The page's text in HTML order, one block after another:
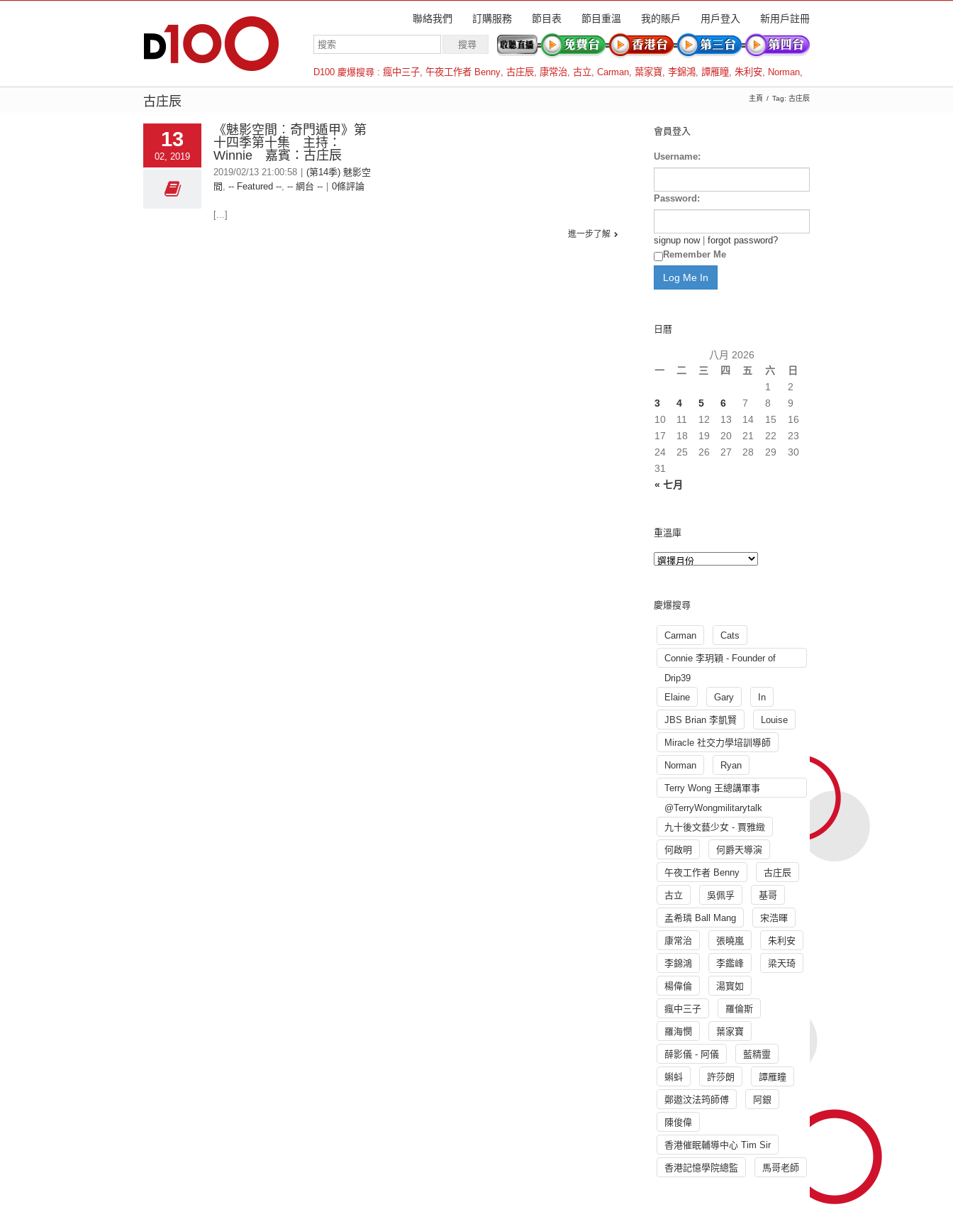
聯絡我們 訂購服務 節目表 節目重溫 我的賬戶 用戶登入 新用戶註冊
D100 慶爆搜尋 : 瘋中三子, 午夜工作者 Benny, 古庄辰, 康常治, 古立, Carman, 葉家寶, 李錦鴻, 譚雁瞳, 朱利安, Norman,
羅倫斯
古庄辰 主頁 Tag: 古庄辰
13
02, 2019
《魅影空間︰奇門遁甲》第
十四季第十集 主持：
Winnie 嘉賓：古庄辰
2019/02/13 21:00:58
(第14季) 魅影空
間 , -- Featured --, -- 網台 -- 0條評論
[...]
進一步了解
會員登入
Username:
Password:
signup now| forgot password?
Remember Me
日曆
八月 2026
一
二 三 四 五 六 日
« 七月
1
2
3
4 5 6 7 8
9
10
11 12 13 14 15
16
17
18 19 20 21 22
23
24
25 26 27 28 29
30
31
重溫庫
慶爆搜尋
Carman Cats
Connie 李玥穎 - Founder of
Drip39
Elaine
Gary In
JBS Brian 李凱賢 Louise
Miracle 社交力學培訓導師
Norman Ryan
Terry Wong 王總講軍事
@TerryWongmilitarytalk
九十後文藝少女 - 賈雅緻
何啟明 何爵天導演
午夜工作者 Benny 古庄辰
古立 吳佩孚 基哥
孟希璘 Ball Mang 宋浩暉
康常治 張曉嵐 朱利安
李錦鴻 李鑑峰 梁天琦
楊偉倫 湯寳如
瘋中三子 羅倫斯
羅海憫 葉家寶
薛影儀 - 阿儀 藍精靈
蝌蚪 許莎朗 譚雁瞳
鄭遨汶法筠師傅 阿銀
陳俊偉
香港催眠輔導中心 Tim Sir
香港記憶學院總監 馬哥老師